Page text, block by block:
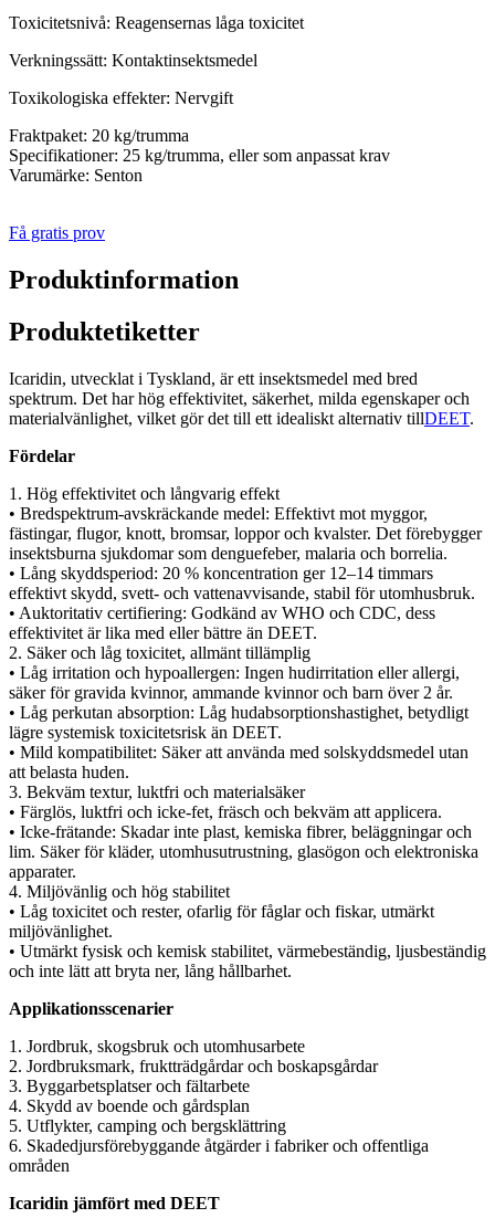
Toxicitetsnivå: Reagensernas låga toxicitet
Verkningssätt: Kontaktinsektsmedel
Toxikologiska effekter: Nervgift
Fraktpaket: 20 kg/trumma
Specifikationer: 25 kg/trumma, eller som anpassat krav
Varumärke: Senton
Få gratis prov
Produktinformation
Produktetiketter
Icaridin, utvecklat i Tyskland, är ett insektsmedel med bred
spektrum. Det har hög effektivitet, säkerhet, milda egenskaper och
materialvänlighet, vilket gör det till ett idealiskt alternativ tillDEET.
Fördelar
1. Hög effektivitet och långvarig effekt
• Bredspektrum-avskräckande medel: Effektivt mot myggor,
fästingar, flugor, knott, bromsar, loppor och kvalster. Det förebygger
insektsburna sjukdomar som denguefeber, malaria och borrelia.
• Lång skyddsperiod: 20 % koncentration ger 12–14 timmars
effektivt skydd, svett- och vattenavvisande, stabil för utomhusbruk.
• Auktoritativ certifiering: Godkänd av WHO och CDC, dess
effektivitet är lika med eller bättre än DEET.
2. Säker och låg toxicitet, allmänt tillämplig
• Låg irritation och hypoallergen: Ingen hudirritation eller allergi,
säker för gravida kvinnor, ammande kvinnor och barn över 2 år.
• Låg perkutan absorption: Låg hudabsorptionshastighet, betydligt
lägre systemisk toxicitetsrisk än DEET.
• Mild kompatibilitet: Säker att använda med solskyddsmedel utan
att belasta huden.
3. Bekväm textur, luktfri och materialsäker
• Färglös, luktfri och icke-fet, fräsch och bekväm att applicera.
• Icke-frätande: Skadar inte plast, kemiska fibrer, beläggningar och
lim. Säker för kläder, utomhusutrustning, glasögon och elektroniska
apparater.
4. Miljövänlig och hög stabilitet
• Låg toxicitet och rester, ofarlig för fåglar och fiskar, utmärkt
miljövänlighet.
• Utmärkt fysisk och kemisk stabilitet, värmebeständig, ljusbeständig
och inte lätt att bryta ner, lång hållbarhet.
Applikationsscenarier
1. Jordbruk, skogsbruk och utomhusarbete
2. Jordbruksmark, fruktträdgårdar och boskapsgårdar
3. Byggarbetsplatser och fältarbete
4. Skydd av boende och gårdsplan
5. Utflykter, camping och bergsklättring
6. Skadedjursförebyggande åtgärder i fabriker och offentliga
områden
Icaridin jämfört med DEET